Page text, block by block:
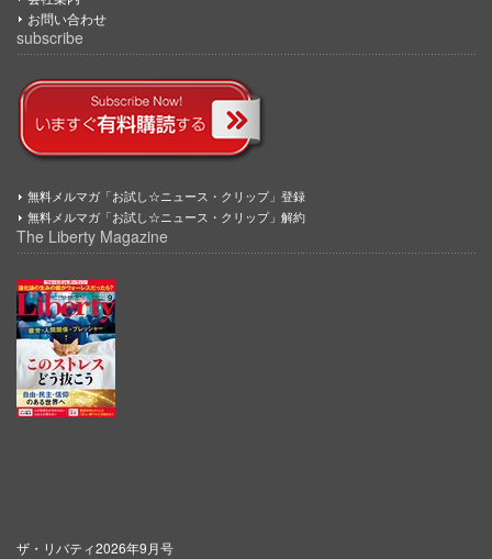
お問い合わせ
subscribe
無料メルマガ「お試し☆ニュース・クリップ」登録
無料メルマガ「お試し☆ニュース・クリップ」解約
The Liberty Magazine
ザ・リバティ2026年9月号